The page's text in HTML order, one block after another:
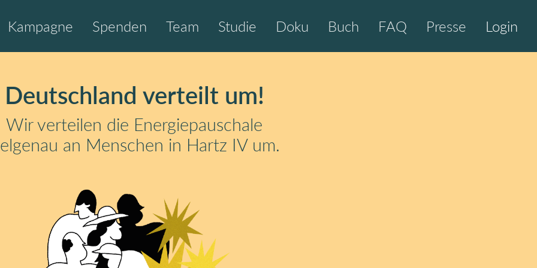
Kampagne Spenden Team Studie Doku Buch FAQ Presse Login
Deutschland verteilt um!
Wir verteilen die Energiepauschale
an Menschen in Hartz IV um.